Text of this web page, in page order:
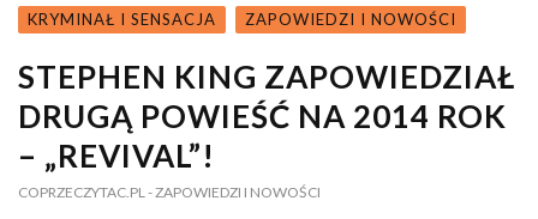
KRYMINAŁ I SENSACJA ZAPOWIEDZI I NOWOŚCI
STEPHEN KING ZAPOWIEDZIAŁ
DRUGĄ POWIEŚĆ NA 2014 ROK
– „REVIVAL”!
COPRZECZYTAC.PL - ZAPOWIEDZI I NOWOŚCI